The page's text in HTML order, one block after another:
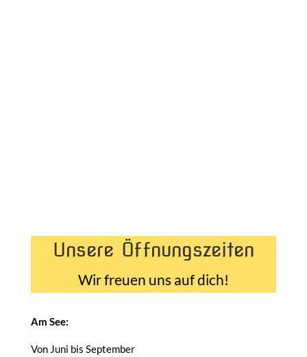
Unsere Öffnungszeiten
Wir freuen uns auf dich!
Am See:
Von Juni bis September